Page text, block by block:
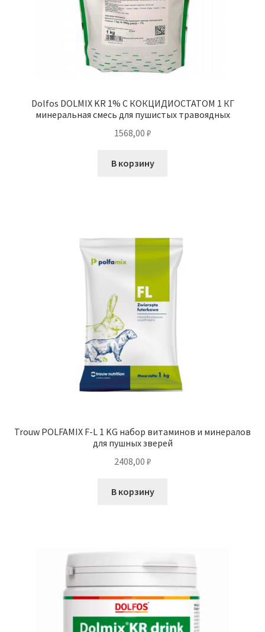
Dolfos DOLMIX KR 1% С КОКЦИДИОСТАТОМ 1 КГ
минеральная смесь для пушистых травоядных
1568,00 ₽
В корзину
Trouw POLFAMIX F-L 1 KG набор витаминов и минералов
для пушных зверей
2408,00 ₽
В корзину